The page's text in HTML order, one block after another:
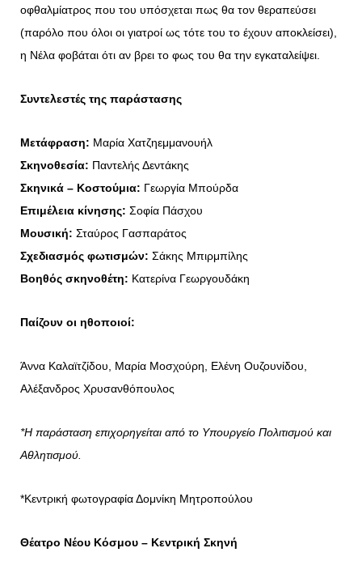
οφθαλμίατρος που του υπόσχεται πως θα τον θεραπεύσει
(παρόλο που όλοι οι γιατροί ως τότε του το έχουν αποκλείσει),
η Νέλα φοβάται ότι αν βρει το φως του θα την εγκαταλείψει.
Συντελεστές της παράστασης
Μετάφραση: Μαρία Χατζηεμμανουήλ
Σκηνοθεσία: Παντελής Δεντάκης
Σκηνικά – Κοστούμια: Γεωργία Μπούρδα
Επιμέλεια κίνησης: Σοφία Πάσχου
Μουσική: Σταύρος Γασπαράτος
Σχεδιασμός φωτισμών: Σάκης Μπιρμπίλης
Βοηθός σκηνοθέτη: Κατερίνα Γεωργουδάκη
Παίζουν οι ηθοποιοί:
Άννα Καλαϊτζίδου, Μαρία Μοσχούρη, Ελένη Ουζουνίδου,
Αλέξανδρος Χρυσανθόπουλος
*Η παράσταση επιχορηγείται από το Υπουργείο Πολιτισμού και
Αθλητισμού.
*Κεντρική φωτογραφία Δομνίκη Μητροπούλου
Θέατρο Νέου Κόσμου – Κεντρική Σκηνή